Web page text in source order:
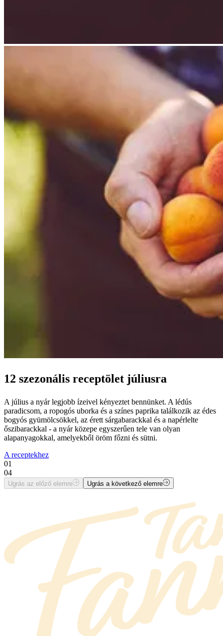
12 szezonális receptölet júliusra
A július a nyár legjobb ízeivel kényeztet bennünket. A lédús
paradicsom, a ropogós uborka és a színes paprika találkozik az édes
bogyós gyümölcsökkel, az érett sárgabarackkal és a napérlelte
őszibarackkal - a nyár közepe egyszerűen tele van olyan
alapanyagokkal, amelyekből öröm főzni és sütni.
A receptekhez
01
04
Ugrás az előző elemre Ugrás a következő elemre